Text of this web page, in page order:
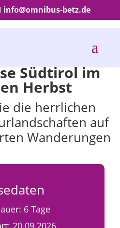
info@omnibus-betz.de
Südtirol im
Herbst
die herrlichen
auf
Wanderungen
6 Tage
20.09.2026